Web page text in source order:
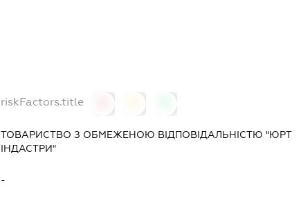
riskFactors.title
ТОВАРИСТВО З ОБМЕЖЕНОЮ ВІДПОВІДАЛЬНІСТЮ "ЮРТ
ІНДАСТРИ"
-